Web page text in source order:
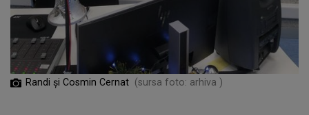
Randi şi Cosmin Cernat (sursa foto: arhiva )